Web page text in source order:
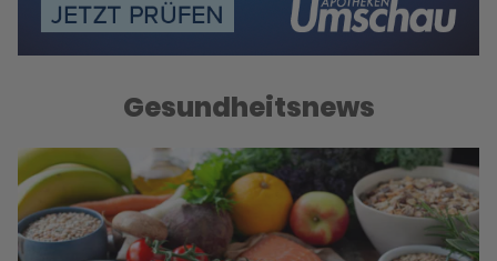
Gesundheitsnews